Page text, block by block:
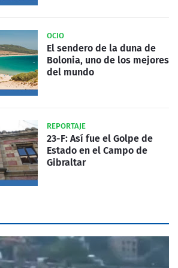
OCIO
El sendero de la duna de
Bolonia, uno de los mejores
del mundo
REPORTAJE
23-F: Así fue el Golpe de
Estado en el Campo de
Gibraltar